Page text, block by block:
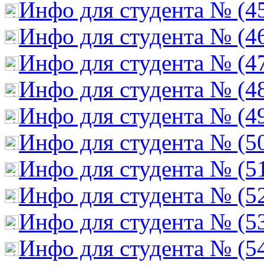
Инфо для студента №
Инфо для студента №
Инфо для студента №
Инфо для студента №
Инфо для студента №
Инфо для студента №
Инфо для студента №
Инфо для студента №
Инфо для студента №
Инфо для студента №